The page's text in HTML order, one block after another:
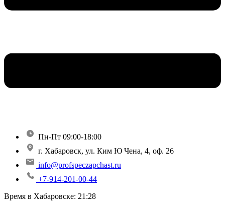
Пн-Пт 09:00-18:00
г. Хабаровск, ул. Ким Ю Чена, 4, оф. 26
info@profspeczapchast.ru
+7-914-201-00-44
Время в Хабаровске: 21:28